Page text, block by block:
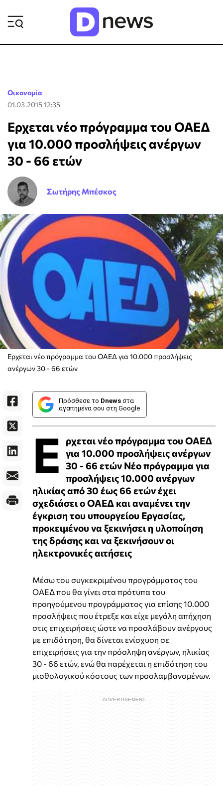
Οικονομία
01.03.2015 12:35
Ερχεται νέο πρόγραμμα του ΟΑΕΔ
για 10.000 προσλήψεις ανέργων
30 - 66 ετών
Σωτήρης Μπέσκος
Ερχεται νέο πρόγραμμα του ΟΑΕΔ για 10.000 προσλήψεις
ανέργων 30 - 66 ετών
Πρόσθεσε το Dnews στα
αγαπημένα σου στη Google
Ε
ρχεται νέο πρόγραμμα του ΟΑΕΔ
για 10.000 προσλήψεις ανέργων
30 - 66 ετών Νέο πρόγραμμα για
προσλήψεις 10.000 ανέργων
ηλικίας από 30 έως 66 ετών έχει
σχεδιάσει ο ΟΑΕΔ και αναμένει την
έγκριση του υπουργείου Εργασίας,
προκειμένου να ξεκινήσει η υλοποίηση
της δράσης και να ξεκινήσουν οι
ηλεκτρονικές αιτήσεις
Μέσω του συγκεκριμένου προγράμματος του
ΟΑΕΔ που θα γίνει στα πρότυπα του
προηγούμενου προγράμματος για επίσης 10.000
προσλήψεις που έτρεξε και είχε μεγάλη απήχηση
στις επιχειρήσεις ώστε να προσλάβουν ανέργους
με επιδότηση, θα δίνεται ενίσχυση σε
επιχειρήσεις για την πρόσληψη ανέργων, ηλικίας
30 - 66 ετών, ενώ θα παρέχεται η επιδότηση του
μισθολογικού κόστους των προσλαμβανομένων.